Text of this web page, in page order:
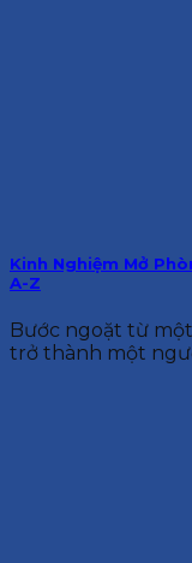
Kinh Nghiệm Mở
A-Z
Bước ngoặt từ
trở thành một